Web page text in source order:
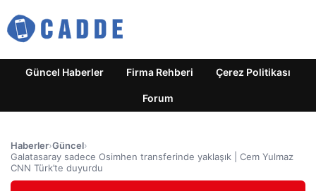
Güncel Haberler Firma Rehberi Çerez Politikası
Forum
Haberler›Güncel›
Galatasaray sadece Osimhen transferinde yaklaşık | Cem Yulmaz
CNN Türk’te duyurdu